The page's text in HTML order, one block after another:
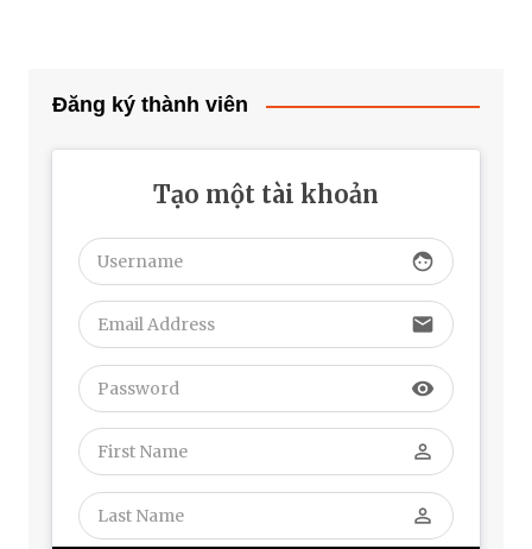
Đăng ký thành viên
Tạo một tài khoản
face
email
visibility
perm_identity
perm_identity